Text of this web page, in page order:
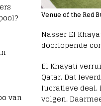
Venue of the Red
Nasser El
doorlopende
El Khayati
Qatar. Dat
lucratieve deal.
volgen.
van